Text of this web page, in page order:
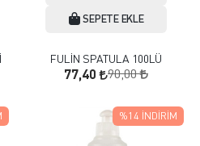
SEPETE EKLE
FULİN SPATULA 100LÜ
77,40 90,00
%14 İNDIRIM